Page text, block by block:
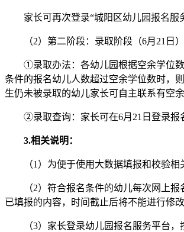
家长可再次登录“城阳区幼儿园报名服务
（2）第二阶段：录取阶段（6月21日）
①录取办法：各幼儿园根据空余学位数
条件的报名幼儿人数超过空余学位数时，
生仍未被录取的幼儿家长可自主联系有空
②录取查询：家长可在6月21日登录报
3.相关说明：
（1）为便于使用大数据填报和校验相关
（2）符合报名条件的幼儿每次网上报
已填报的内容，时间截止后将不能进行修改
（3）家长登录幼儿园报名服务平台，